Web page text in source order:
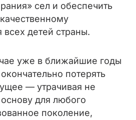
сел и обеспечить
детей страны.
уже в ближайшие годы
потерять
— утрачивая не
для любого
поколение,